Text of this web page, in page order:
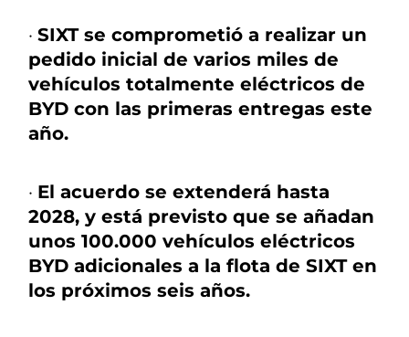
·SIXT se comprometió a realizar un
pedido inicial de varios miles de
vehículos totalmente eléctricos de
BYD con las primeras entregas este
año.
· El acuerdo se extenderá hasta
2028, y está previsto que se añadan
unos 100.000 vehículos eléctricos
BYD adicionales a la flota de SIXT en
los próximos seis años.